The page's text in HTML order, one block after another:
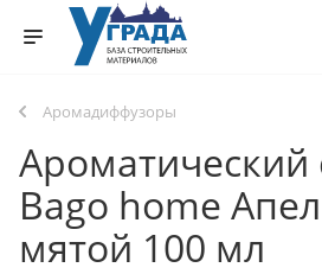
Аромадиффузоры
Ароматический
Bago home
мятой 100 мл